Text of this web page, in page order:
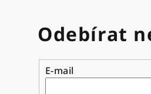
Odebírat
E-mail